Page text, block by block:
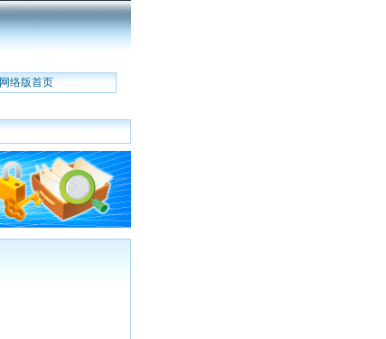
网络版首页